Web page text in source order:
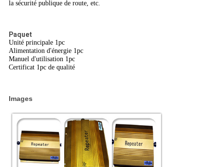
la sécurité publique de route, etc.
Paquet
Unité principale 1pc
Alimentation d'énergie 1pc
Manuel d'utilisation 1pc
Certificat 1pc de qualité
Images